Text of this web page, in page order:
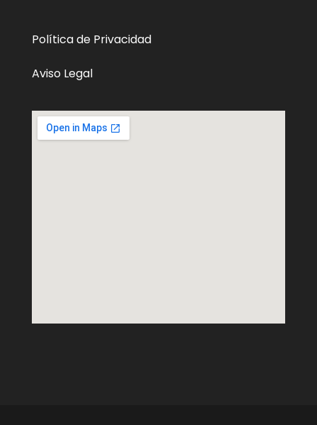
Política de Privacidad
Aviso Legal